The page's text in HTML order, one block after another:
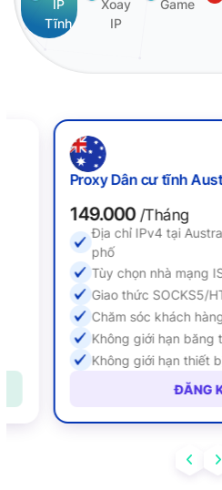
IP
Tĩnh
Xoay
IP
Game
Proxy Dân cư tĩnh
149.000/Tháng
Địa chỉ IPv4 tại
phố
Tùy chọn nhà mạng
Giao thức SOCKS5/
Chăm sóc khách
Không giới hạn băng
Không giới hạn thiết
ĐĂNG